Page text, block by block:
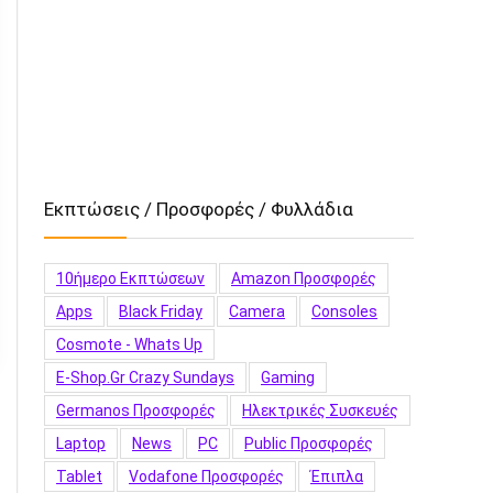
Εκπτώσεις / Προσφορές / Φυλλάδια
10ήμερο Εκπτώσεων
Amazon Προσφορές
Apps
Black Friday Camera
Consoles
Cosmote - Whats Up
E-Shop.gr Crazy Sundays
Gaming
Germanos Προσφορές
Hλεκτρικές Συσκευές
Laptop
News PC
Public Προσφορές
Tablet
Vodafone Προσφορές Έπιπλα